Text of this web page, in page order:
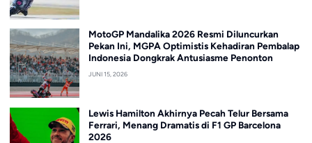
MotoGP Mandalika 2026 Resmi Diluncurkan
Pekan Ini, MGPA Optimistis Kehadiran Pembalap
Indonesia Dongkrak Antusiasme Penonton
JUNI 15, 2026
Lewis Hamilton Akhirnya Pecah Telur Bersama
Ferrari, Menang Dramatis di F1 GP Barcelona
2026